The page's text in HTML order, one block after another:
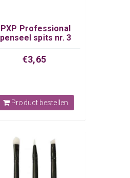
PXP Professional
penseel spits nr. 3
€3,65
Product bestellen